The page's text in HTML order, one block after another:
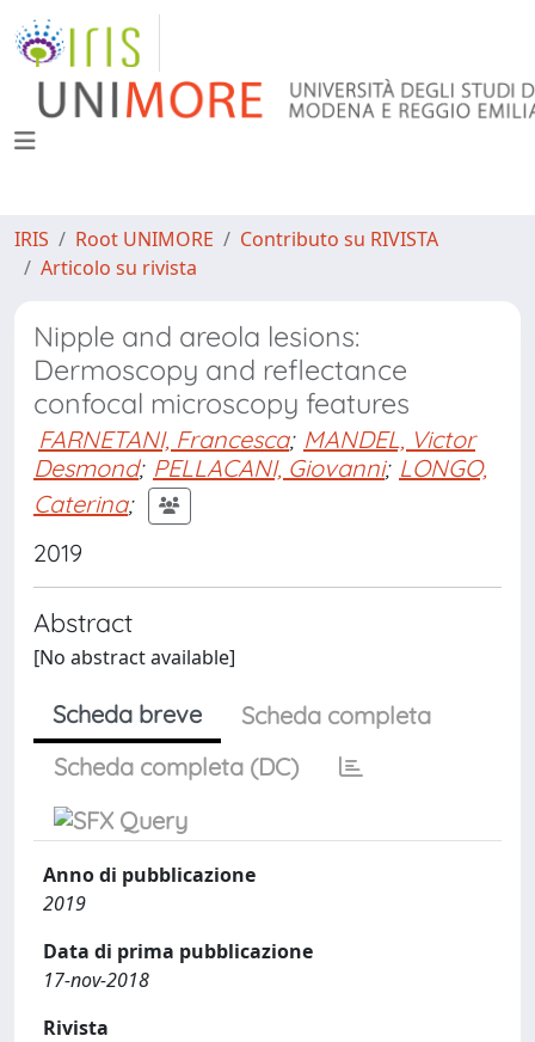
IRIS Root UNIMORE
Contributo su RIVISTA
Articolo su rivista
Nipple and areola lesions:
Dermoscopy and reflectance
confocal microscopy features
FARNETANI, Francesca; MANDEL, Victor
Desmond; PELLACANI, Giovanni; LONGO,
Caterina;
2019
Abstract
[No abstract available]
Scheda breve
Scheda completa
Scheda completa (DC)
Anno di pubblicazione
2019
Data di prima pubblicazione
17-nov-2018
Rivista